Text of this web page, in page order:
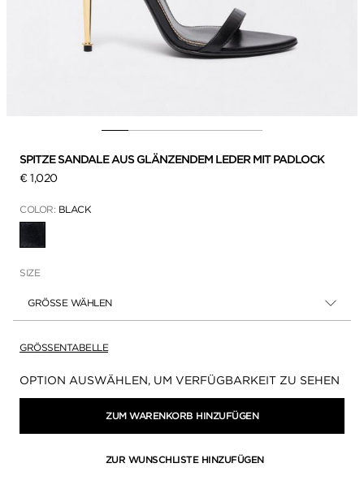
SPITZE SANDALE AUS GLÄNZENDEM LEDER MIT PADLOCK
€ 1,020
COLOR: BLACK
SIZE
GRÖSSE WÄHLEN
GRÖSSENTABELLE
Verfügbarkeit:
OPTION AUSWÄHLEN, UM VERFÜGBARKEIT ZU SEHEN
ZUM WARENKORB HINZUFÜGEN
ZUR WUNSCHLISTE HINZUFÜGEN